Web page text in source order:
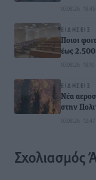
07.08.26 · 18:45
ΕΙΔΉΣΕΙΣ
Ποιοι
έως
07.08.26 · 18:10
ΕΙΔΉΣΕΙΣ
Νέα
στην
07.08.26 · 12:47
Σχολιασμός